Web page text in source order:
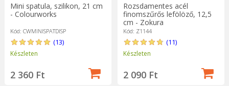
Mini spatula, szilikon, 21 cm
- Colourworks
Kód: CWMINISPATDISP
(13)
Készleten
2 360 Ft
Rozsdamentes acél
finomszűrős lefölöző, 12,5
cm - Zokura
Kód: Z1144
(11)
Készleten
2 090 Ft